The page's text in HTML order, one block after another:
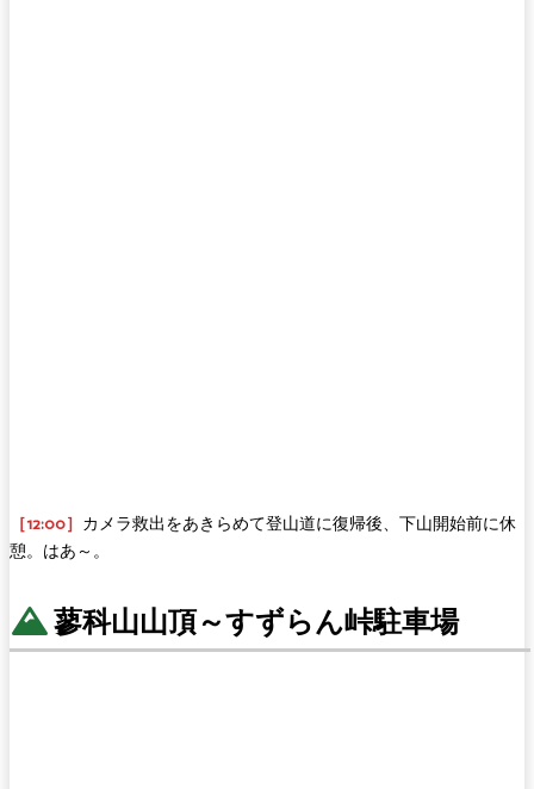
［12:00］ カメラ救出をあきらめて登山道に復帰後、下山開始前に休
憩。はあ～。
蓼科山山頂～すずらん峠駐車場